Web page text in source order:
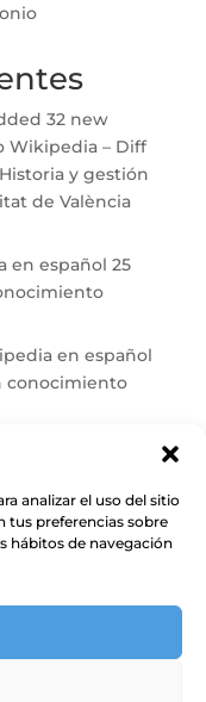
analizar el uso del sitio
tus preferencias sobre
hábitos de navegación
32 new
Wikipedia – Diff
y gestión
de València
en español 25
en español
conocimiento
patrimonio
Wikidata